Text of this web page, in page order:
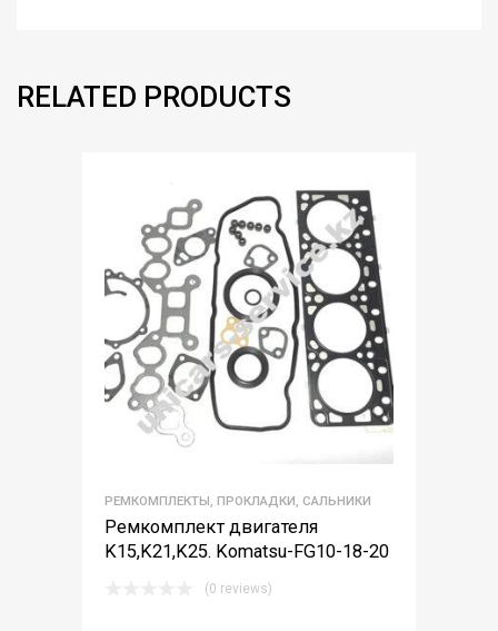
RELATED PRODUCTS
РЕМКОМПЛЕКТЫ, ПРОКЛАДКИ, САЛЬНИКИ
Ремкомплект двигателя
K15,K21,K25. Komatsu-FG10-18-20
(0 reviews)